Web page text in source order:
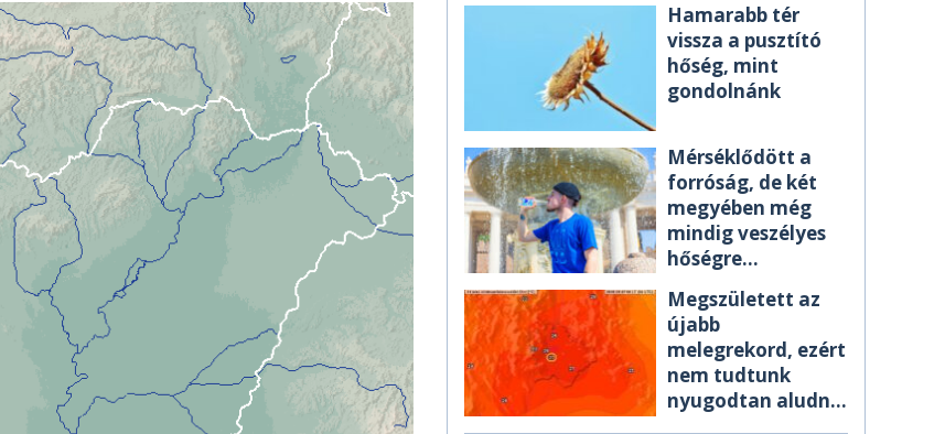
Hamarabb tér
vissza a pusztító
hőség, mint
gondolnánk
Mérséklődött a
forróság, de két
megyében még
mindig veszélyes
hőségre
Megszületett az
újabb
melegrekord, ezért
nem tudtunk
nyugodtan aludni